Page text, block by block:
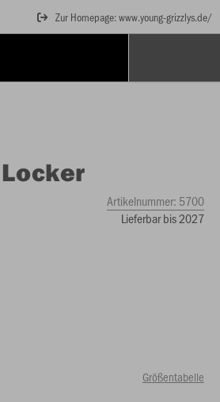
Zur Homepage: www.young-grizzlys.de/
Artikelnummer: 5700
Lieferbar bis 2027
Größentabelle